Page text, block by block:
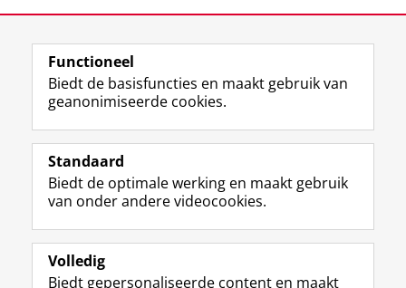
Volg de RUG
F
a
e
b
o
p
L
i
k
e
I
-
R
S
-
f
e
R
I
n
t
r
m
Y
o
T
e
k
Studiekiezers
Alumni
Functioneel
Biedt de basisfuncties en maakt gebruik van
geanonimiseerde cookies.
Standaard
Biedt de optimale werking en maakt gebruik
van onder andere videocookies.
Volledig
Biedt gepersonaliseerde content en maakt